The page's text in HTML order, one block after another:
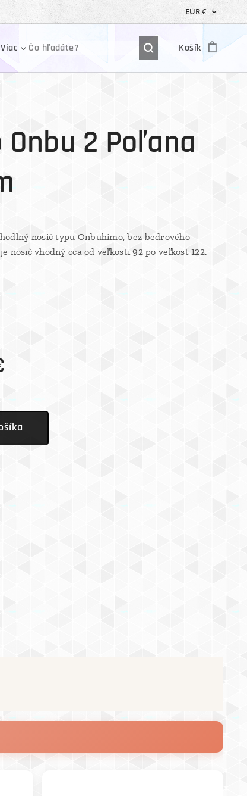
EUR€
Viac Košík
Onbu 2 Poľana
nosič typu Onbuhimo, bez bedrového
nosič vhodný cca od veľkosti 92 po veľkosť 122.